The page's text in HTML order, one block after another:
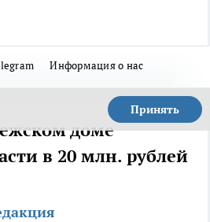
Информация о нас
Принять
доме
в 20 млн. рублей